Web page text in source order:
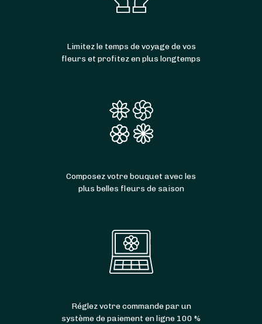
Limitez le temps de voyage de vos
fleurs et profitez en plus longtemps
Composez votre bouquet avec les
plus belles fleurs de saison
Réglez votre commande par un
système de paiement en ligne 100 %